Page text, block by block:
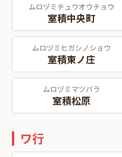
ムロヅミチュウオウチョウ
室積中央町
ムロヅミヒガシノショウ
室積東ノ庄
ムロヅミマツバラ
室積松原
ワ行